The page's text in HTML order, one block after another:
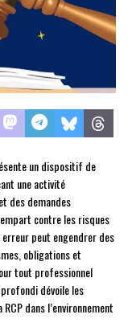
un dispositif de
une activité
des demandes
contre les risques
peut engendrer des
obligations et
tout professionnel
dévoile les
dans l’environnement